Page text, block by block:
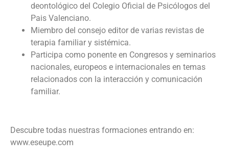
deontológico del Colegio Oficial de Psicólogos del
Pais Valenciano.
Miembro del consejo editor de varias revistas de
terapia familiar y sistémica.
Participa como ponente en Congresos y seminarios
nacionales, europeos e internacionales en temas
relacionados con la interacción y comunicación
familiar.
Descubre todas nuestras formaciones entrando en:
www.eseupe.com